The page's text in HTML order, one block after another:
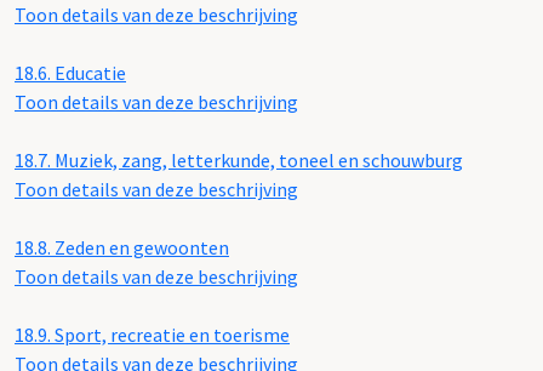
Toon details van deze beschrijving
18.6. Educatie
Toon details van deze beschrijving
18.7. Muziek, zang, letterkunde, toneel en schouwburg
Toon details van deze beschrijving
18.8. Zeden en gewoonten
Toon details van deze beschrijving
18.9. Sport, recreatie en toerisme
Toon details van deze beschrijving